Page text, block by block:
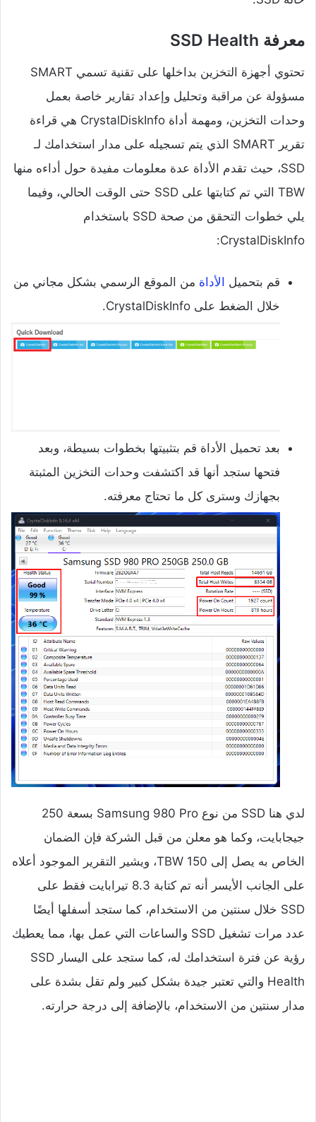
معرفة SSD Health
تحتوي أجهزة التخزين بداخلها على تقنية تسمي SMART
مسؤولة عن مراقبة وتحليل وإعداد تقارير خاصة بعمل
وحدات التخزين، ومهمة أداة CrystalDiskInfo هي قراءة
تقرير SMART الذي يتم تسجيله على مدار استخدامك لـ
SSD، حيث تقدم الأداة عدة معلومات مفيدة حول أداءه منها
TBW التي تم كتابتها على SSD حتى الوقت الحالي، وفيما
يلي خطوات التحقق من صحة SSD باستخدام
CrystalDiskInfo:
قم بتحميل الأداة من الموقع الرسمي بشكل مجاني من
خلال الضغط على CrystalDiskInfo.
بعد تحميل الأداة قم بتثبيتها بخطوات بسيطة، وبعد
فتحها ستجد أنها قد اكتشفت وحدات التخزين المثبتة
بجهازك وسترى كل ما تحتاج معرفته.
لدي هنا SSD من نوع Samsung 980 Pro بسعة 250
جيجابايت، وكما هو معلن من قبل الشركة فإن الضمان
الخاص به يصل إلى 150 TBW، ويشير التقرير الموجود أعلاه
على الجانب الأيسر أنه تم كتابة 8.3 تيرابايت فقط على
SSD خلال سنتين من الاستخدام، كما ستجد أسفلها أيضًا
عدد مرات تشغيل SSD والساعات التي عمل بها، مما يعطيك
رؤية عن فترة استخدامك له، كما ستجد على اليسار SSD
Health والتي تعتبر جيدة بشكل كبير ولم تقل بشدة على
مدار سنتين من الاستخدام، بالإضافة إلى درجة حرارته.